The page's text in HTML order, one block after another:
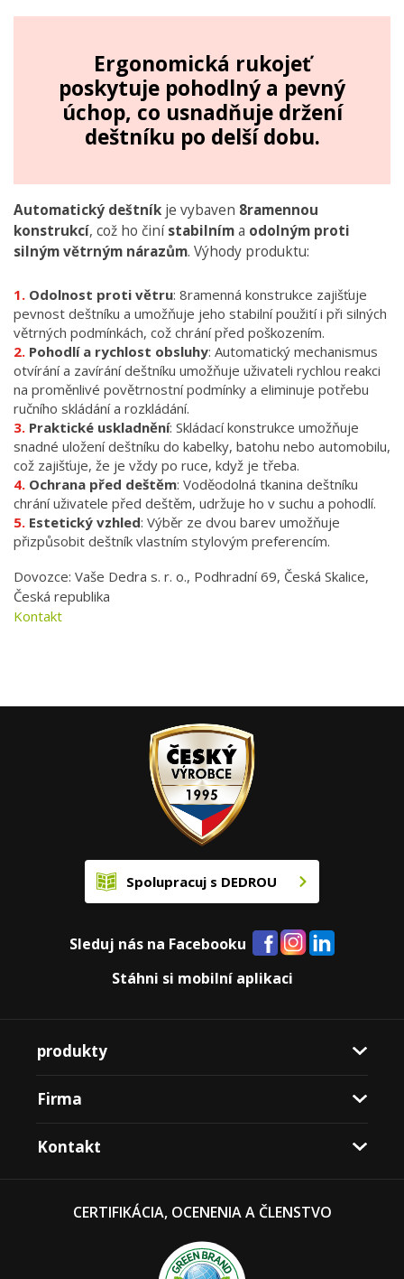
Ergonomická rukojeť
poskytuje pohodlný a pevný
úchop, co usnadňuje držení
deštníku po delší dobu.
Automatický deštník je vybaven 8ramennou
konstrukcí, což ho činístabilníma odolným proti
silnýmvětrným nárazům. Výhody produktu:
Odolnost proti větru: 8ramenná konstrukce zajišťuje
pevnost deštníku a umožňuje jeho stabilní použití i při silných
větrných podmínkách, což chrání před poškozením.
Pohodlí a rychlost obsluhy: Automatický mechanismus
otvírání a zavírání deštníku umožňuje uživateli rychlou reakci
na proměnlivé povětrnostní podmínky a eliminuje potřebu
ručního skládání a rozkládání.
Praktické uskladnění: Skládací konstrukce umožňuje
snadné uložení deštníku do kabelky, batohu nebo automobilu,
což zajišťuje, že je vždy po ruce, když je třeba.
Ochrana před deštěm: Voděodolná tkanina deštníku
chrání uživatele před deštěm, udržuje ho v suchu a pohodlí.
Estetický vzhled: Výběr ze dvou barev umožňuje
přizpůsobit deštník vlastním stylovým preferencím.
Dovozce: Vaše Dedra s. r. o., Podhradní 69, Česká Skalice,
Česká republika
Kontakt
Spolupracuj s DEDROU
Sleduj nás na Facebooku
Stáhni si mobilní aplikaci
produkty
Firma
Kontakt
CERTIFIKÁCIA, OCENENIA A ČLENSTVO